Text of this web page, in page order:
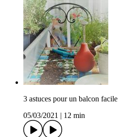
3 astuces pour un balcon
05/03/2021
12 min